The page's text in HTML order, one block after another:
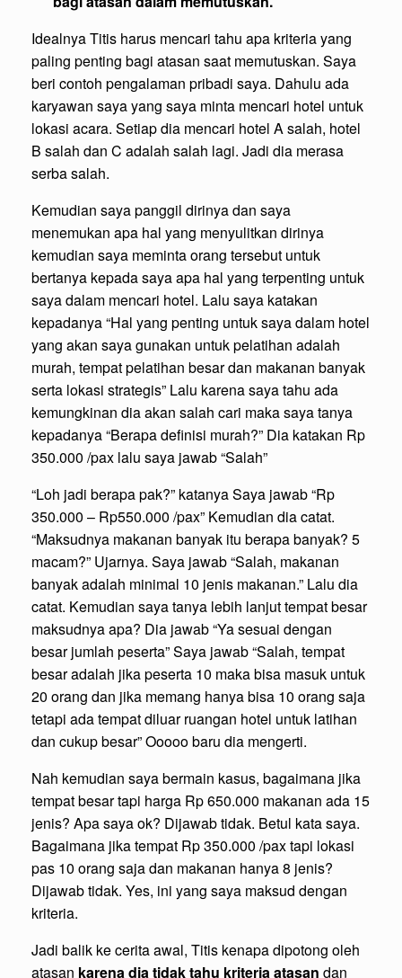
Idealnya Titis harus mencari tahu apa kriteria yang
paling penting bagi atasan saat memutuskan. Saya
beri contoh pengalaman pribadi saya. Dahulu ada
karyawan saya yang saya minta mencari hotel untuk
lokasi acara. Setiap dia mencari hotel A salah, hotel
B salah dan C adalah salah lagi. Jadi dia merasa
serba salah.
Kemudian saya panggil dirinya dan saya
menemukan apa hal yang menyulitkan dirinya
kemudian saya meminta orang tersebut untuk
bertanya kepada saya apa hal yang terpenting untuk
saya dalam mencari hotel. Lalu saya katakan
kepadanya “Hal yang penting untuk saya dalam hotel
yang akan saya gunakan untuk pelatihan adalah
murah, tempat pelatihan besar dan makanan banyak
serta lokasi strategis” Lalu karena saya tahu ada
kemungkinan dia akan salah cari maka saya tanya
kepadanya “Berapa definisi murah?” Dia katakan Rp
350.000 /pax lalu saya jawab “Salah”
“Loh jadi berapa pak?” katanya Saya jawab “Rp
350.000 – Rp550.000 /pax” Kemudian dia catat.
“Maksudnya makanan banyak itu berapa banyak? 5
macam?” Ujarnya. Saya jawab “Salah, makanan
banyak adalah minimal 10 jenis makanan.” Lalu dia
catat. Kemudian saya tanya lebih lanjut tempat besar
maksudnya apa? Dia jawab “Ya sesuai dengan
besar jumlah peserta” Saya jawab “Salah, tempat
besar adalah jika peserta 10 maka bisa masuk untuk
20 orang dan jika memang hanya bisa 10 orang saja
tetapi ada tempat diluar ruangan hotel untuk latihan
dan cukup besar” Ooooo baru dia mengerti.
Nah kemudian saya bermain kasus, bagaimana jika
tempat besar tapi harga Rp 650.000 makanan ada 15
jenis? Apa saya ok? Dijawab tidak. Betul kata saya.
Bagaimana jika tempat Rp 350.000 /pax tapi lokasi
pas 10 orang saja dan makanan hanya 8 jenis?
Dijawab tidak. Yes, ini yang saya maksud dengan
kriteria.
Jadi balik ke cerita awal, Titis kenapa dipotong oleh
atasan karena dia tidak tahu kriteria atasan dan